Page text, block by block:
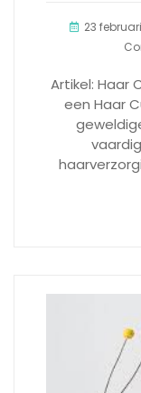
23
Artikel: Haar
een Haar